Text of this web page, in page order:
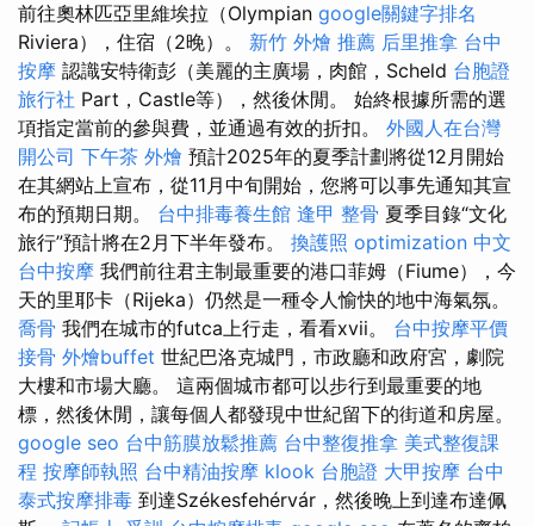
前往奧林匹亞里維埃拉（Olympian google關鍵字排名
Riviera），住宿（2晚）。 新竹 外燴 推薦 后里推拿 台中
按摩 認識安特衛彭（美麗的主廣場，肉館，Scheld 台胞證
旅行社 Part，Castle等），然後休閒。 始終根據所需的選
項指定當前的參與費，並通過有效的折扣。 外國人在台灣
開公司 下午茶 外燴 預計2025年的夏季計劃將從12月開始
在其網站上宣布，從11月中旬開始，您將可以事先通知其宣
布的預期日期。 台中排毒養生館 逢甲 整骨 夏季目錄“文化
旅行”預計將在2月下半年發布。 換護照 optimization 中文
台中按摩 我們前往君主制最重要的港口菲姆（Fiume），今
天的里耶卡（Rijeka）仍然是一種令人愉快的地中海氣氛。
喬骨 我們在城市的futca上行走，看看xvii。 台中按摩平價
接骨 外燴buffet 世紀巴洛克城門，市政廳和政府宮，劇院
大樓和市場大廳。 這兩個城市都可以步行到最重要的地
標，然後休閒，讓每個人都發現中世紀留下的街道和房屋。
google seo 台中筋膜放鬆推薦 台中整復推拿 美式整復課
程 按摩師執照 台中精油按摩 klook 台胞證 大甲按摩 台中
泰式按摩排毒 到達Székesfehérvár，然後晚上到達布達佩